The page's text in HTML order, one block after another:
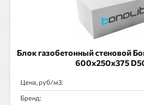
Блок газобетонный стеновой
600x250x375
Цена, руб/ :
Бренд: